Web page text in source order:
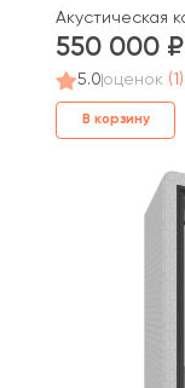
Акустическая
550 000
5.0 оценок (1)
В корзину